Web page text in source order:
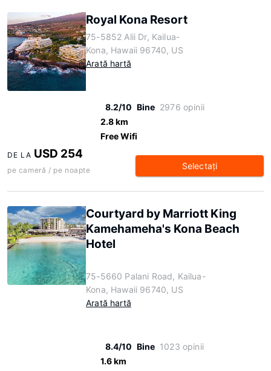
Royal Kona Resort
75-5852 Alii Dr, Kailua-
Kona, Hawaii 96740, US
Arată hartă
8.2/10 Bine 2976 opinii
2.8 km
Free Wifi
DE LA USD 254
pe cameră / pe noapte Selectaţi
Courtyard by Marriott King
Kamehameha's Kona Beach
Hotel
75-5660 Palani Road, Kailua-
Kona, Hawaii 96740, US
Arată hartă
8.4/10 Bine 1023 opinii
1.6 km